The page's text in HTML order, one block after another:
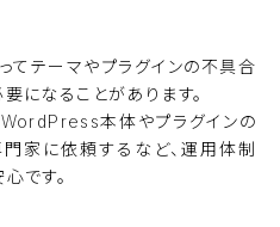
てテーマやプラグインの不具合
になることがあります。
本体やプラグインの
家に依頼するなど、運用体制
です。